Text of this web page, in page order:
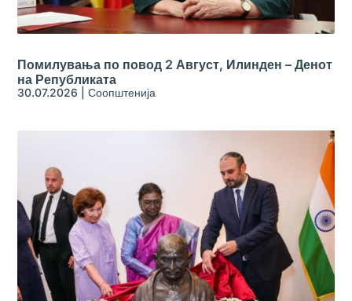
Помилувања по повод 2 Август, Илинден – Денот
на Републиката
30.07.2026 |Соопштенија